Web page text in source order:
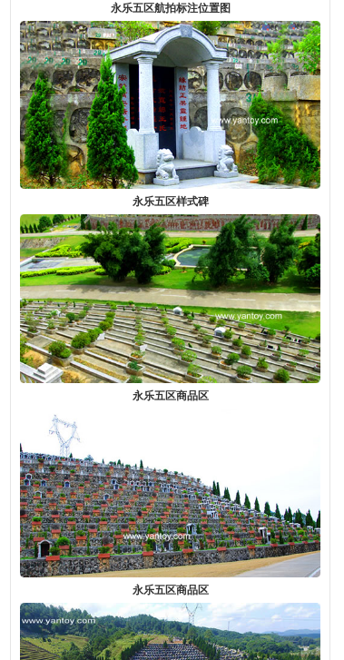
永乐五区航拍标注位置图
永乐五区样式碑
永乐五区商品区
永乐五区商品区